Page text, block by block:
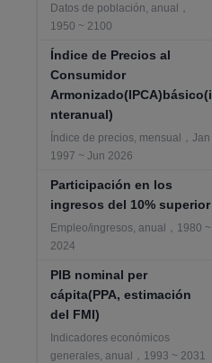
Datos de población, anual，
1950 ~ 2100
Índice de Precios al
Consumidor
Armonizado(IPCA)básico(i
nteranual)
Índice de precios, mensual，Jan
1997 ~ Jun 2026
Participación en los
ingresos del 10% superior
Empleo/ingresos, anual，1980 ~
2024
PIB nominal per
cápita(PPA, estimación
del FMI)
Indicadores económicos
generales, anual，1993 ~ 2031